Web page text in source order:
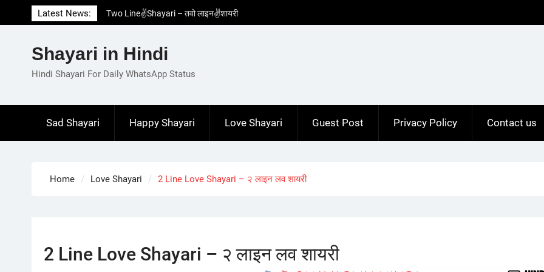
to
Latest News:
Two Line✌️Shayari – तवो लाइन✌️शायरी
Love😓Lines In Hindi – लव😓लाइन्स इन हिंदी
Love🥳Poetry In Hindi – लव🥳पोएट्री इन हिंदी
1 Line☝️Shayari In Hindi – १ लाइन☝️शायरी इन
Shayari in Hindi
Hindi Shayari For Daily WhatsApp Status
Sad Shayari Happy Shayari Love Shayari Guest Post Privacy Policy Contact us
Home Love Shayari 2 Line Love Shayari – २ लाइन लव शायरी
2 Line Love Shayari – २ लाइन लव शायरी